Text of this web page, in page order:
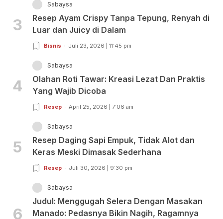
3
Sabaysa
Resep Ayam Crispy Tanpa Tepung, Renyah di
Luar dan Juicy di Dalam
Bisnis Juli 23, 2026 | 11:45 pm
4
Sabaysa
Olahan Roti Tawar: Kreasi Lezat Dan Praktis
Yang Wajib Dicoba
Resep April 25, 2026 | 7:06 am
5
Sabaysa
Resep Daging Sapi Empuk, Tidak Alot dan
Keras Meski Dimasak Sederhana
Resep Juli 30, 2026 | 9:30 pm
6
Sabaysa
Judul: Menggugah Selera Dengan Masakan
Manado: Pedasnya Bikin Nagih, Ragamnya